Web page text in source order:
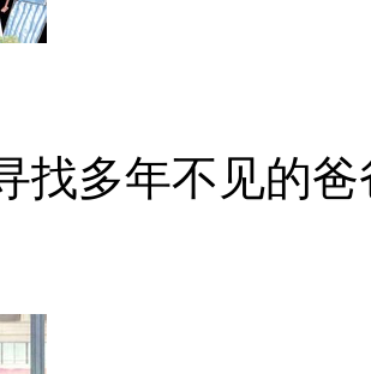
找多年不见的爸